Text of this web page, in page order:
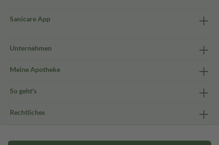
Sanicare App
Unternehmen
Meine Apotheke
So geht's
Rechtliches